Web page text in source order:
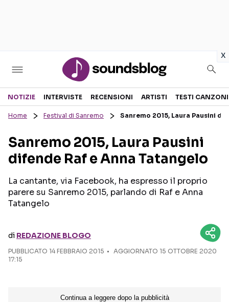
x
Sezioni
RECENSIONI MUSICALI
INTERVISTE
GOSSIP E CURIOSITÀ
TESTI CANZONI
TOUR ED EVENTI
TALENT SHOW
Seguici sui social
NOTIZIE INTERVISTE RECENSIONI ARTISTI TESTI CANZONI
Home Festival di Sanremo Sanremo 2015, Laura Pausini
Sanremo 2015, Laura Pausini
difende Raf e Anna Tatangelo
La cantante, via Facebook, ha espresso il proprio
parere su Sanremo 2015, parlando di Raf e Anna
Tatangelo
di REDAZIONE BLOGO
PUBBLICATO 14 FEBBRAIO 2015
AGGIORNATO 15 OTTOBRE 2020
17:15